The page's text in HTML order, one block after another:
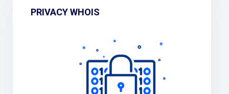
PRIVACY WHOIS